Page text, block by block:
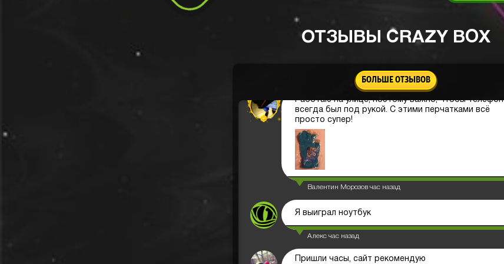
ОТЗЫВЫ CRAZY BOX
БОЛЬШЕ ОТЗЫВОВ
прикроватной тумбочки.
Диман Афанасьев2 часа назад
Работаю на улице, поэтому важно, чтобы телефон
всегда был под рукой. С этими перчатками всё
просто супер!
Валентин Морозов час назад
Я выиграл ноутбук
Алекс час назад
Пришли часы, сайт рекомендую